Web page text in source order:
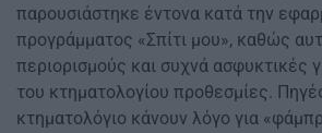
παρουσιάστηκε έντονα κατά την
προγράμματος «Σπίτι μου», καθώς
περιορισμούς και συχνά ασφυκτικές
του κτηματολογίου προθεσμίες.
κτηματολόγιο κάνουν λόγο για